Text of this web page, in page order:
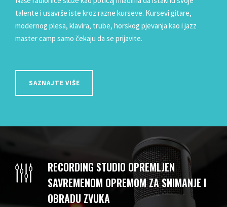
talente i usavrše iste kroz razne kurseve. Kursevi gitare,
modernog plesa, klavira, trube, horskog pjevanja kao i jazz
master camp samo čekaju da se prijavite.
SAZNAJTE VIŠE
RECORDING STUDIO OPREMLJEN
SAVREMENOM OPREMOM ZA SNIMANJE I
OBRADU ZVUKA